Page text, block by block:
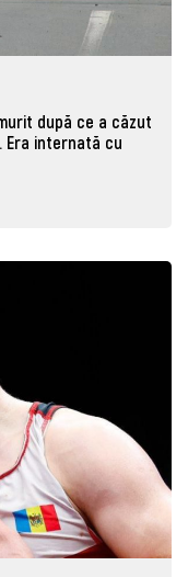
după ce a căzut
Era internată cu